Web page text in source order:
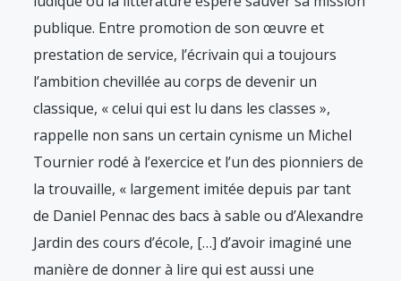
publique. Entre promotion de son œuvre et
prestation de service, l’écrivain qui a toujours
l’ambition chevillée au corps de devenir un
classique, « celui qui est lu dans les classes »,
rappelle non sans un certain cynisme un Michel
Tournier rodé à l’exercice et l’un des pionniers de
la trouvaille, « largement imitée depuis par tant
de Daniel Pennac des bacs à sable ou d’Alexandre
Jardin des cours d’école, […] d’avoir imaginé une
manière de donner à lire qui est aussi une